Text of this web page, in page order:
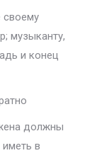
своему
музыканту,
и конец
должны
в